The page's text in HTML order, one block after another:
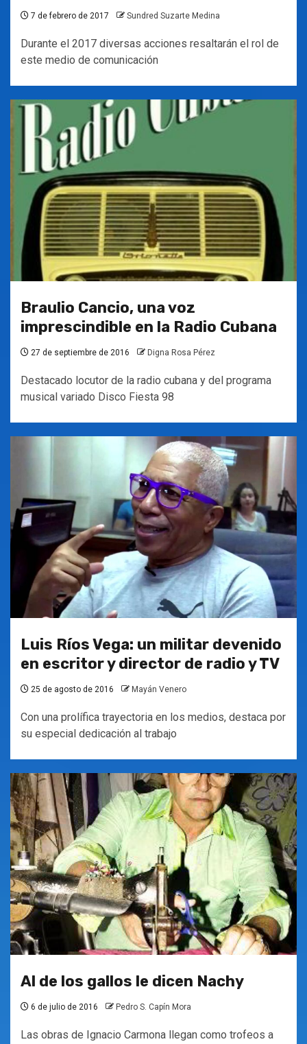
7 de febrero de 2017 Sundred Suzarte Medina
Durante el 2017 diversas acciones resaltarán el rol de
este medio de comunicación
Braulio Cancio, una voz
imprescindible en la Radio Cubana
27 de septiembre de 2016 Digna Rosa Pérez
Destacado locutor de la radio cubana y del programa
musical variado Disco Fiesta 98
Luis Ríos Vega: un militar devenido
en escritor y director de radio y TV
25 de agosto de 2016 Mayán Venero
Con una prolífica trayectoria en los medios, destaca por
su especial dedicación al trabajo
Al de los gallos le dicen Nachy
6 de julio de 2016 Pedro S. Capín Mora
Las obras de Ignacio Carmona llegan como trofeos a